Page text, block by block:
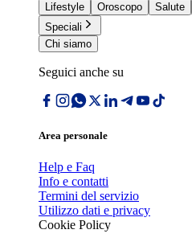
Lifestyle
Oroscopo Salute
Speciali
Chi siamo
Seguici anche su
Area personale
Help e Faq
Info e contatti
Termini del servizio
Utilizzo dati e privacy
Cookie Policy